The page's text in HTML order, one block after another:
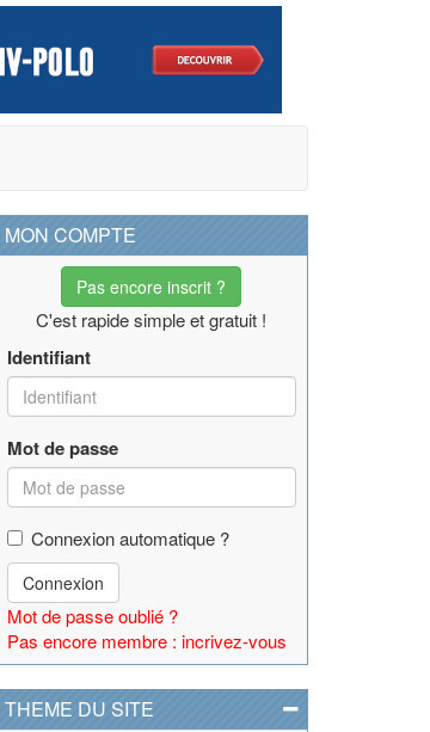
MON COMPTE
Pas encore inscrit ?
C'est rapide simple et gratuit !
Identifiant
Mot de passe
Connexion automatique ?
Connexion
Mot de passe oublié ?
Pas encore membre : incrivez-vous
THEME DU SITE